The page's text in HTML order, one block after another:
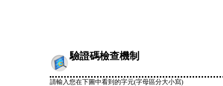
驗證碼檢查機制
請輸入您在下圖中看到的字元(字母區分大小寫)